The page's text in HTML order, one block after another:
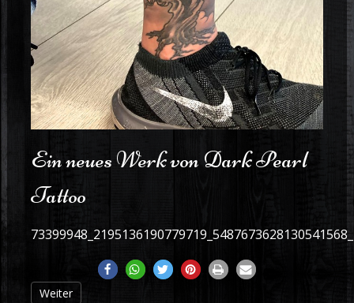
Ein neues Werk von Dark Pearl
Tattoo
Weiter